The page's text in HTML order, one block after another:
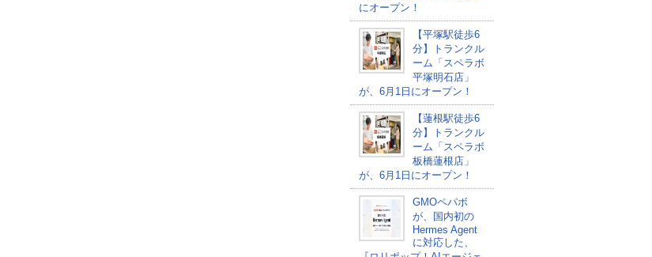
にオープン！
【平塚駅徒歩6
分】トランクル
ーム「スペラボ
平塚明石店」
が、6月1日にオープン！
【蓮根駅徒歩6
分】トランクル
ーム「スペラボ
板橋蓮根店」
が、6月1日にオープン！
GMOペパボ
が、国内初の
Hermes Agent
に対応した、